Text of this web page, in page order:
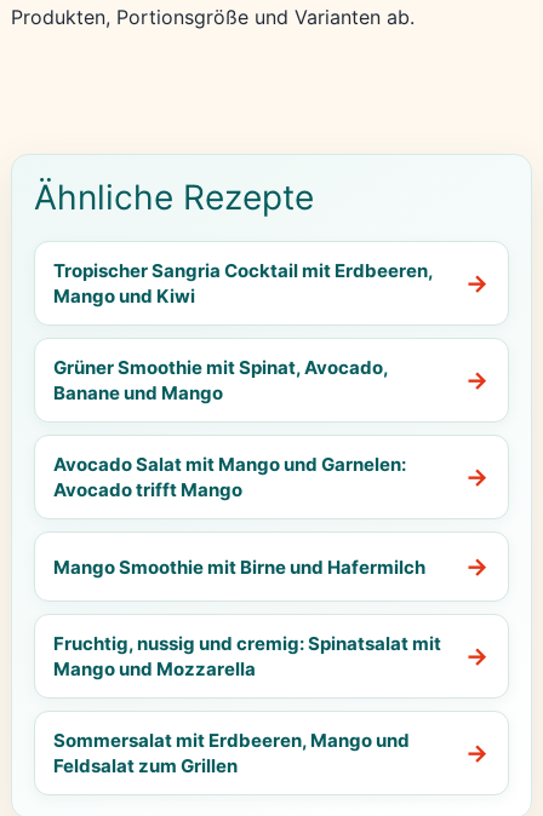
Produkten, Portionsgröße und Varianten ab.
Ähnliche Rezepte
Tropischer Sangria Cocktail mit Erdbeeren,
Mango und Kiwi
Grüner Smoothie mit Spinat, Avocado,
Banane und Mango
Avocado Salat mit Mango und Garnelen:
Avocado trifft Mango
Mango Smoothie mit Birne und Hafermilch
Fruchtig, nussig und cremig: Spinatsalat mit
Mango und Mozzarella
Sommersalat mit Erdbeeren, Mango und
Feldsalat zum Grillen